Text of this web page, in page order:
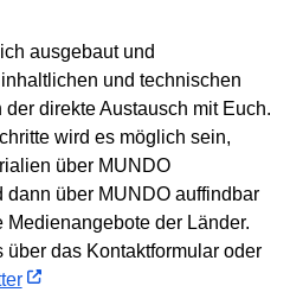
ausgebaut und
und technischen
direkte Austausch mit Euch.
wird es möglich sein,
über MUNDO
über MUNDO auffindbar
Medienangebote der Länder.
über das Kontaktformular oder